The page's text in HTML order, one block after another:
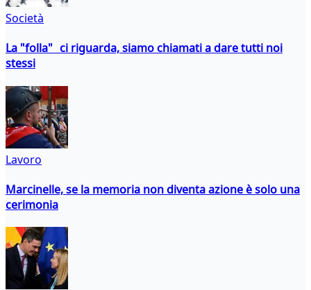
Società
La "folla" ci riguarda, siamo chiamati a dare tutti noi
stessi
Lavoro
Marcinelle, se la memoria non diventa azione è solo una
cerimonia